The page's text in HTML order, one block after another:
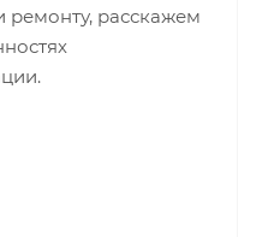
ремонту, расскажем